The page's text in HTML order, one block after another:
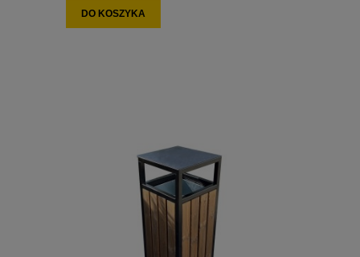
DO KOSZYKA